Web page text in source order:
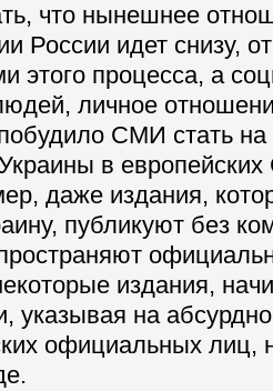
что нынешнее
России идет
этого процесса, а
личное
СМИ стать на
в
даже издания,
публикуют без
издания,
указывая на
официальных лиц,